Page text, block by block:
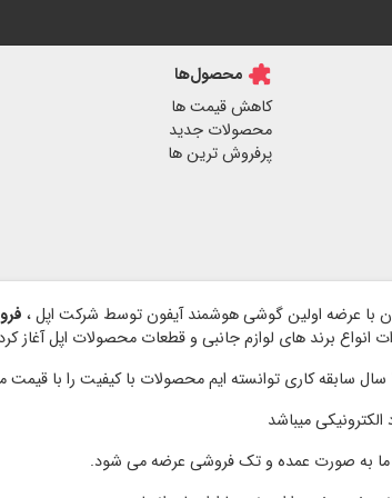
extension محصول‌ها
کاهش قیمت ها
محصولات جدید
پرفروش ترین ها
انواع برند های لوازم جانبی و قطعات محصولات اپل آغاز کرد
الكترونیكی میباشد
به صورت عمده و تک فروشی عرضه می شود.